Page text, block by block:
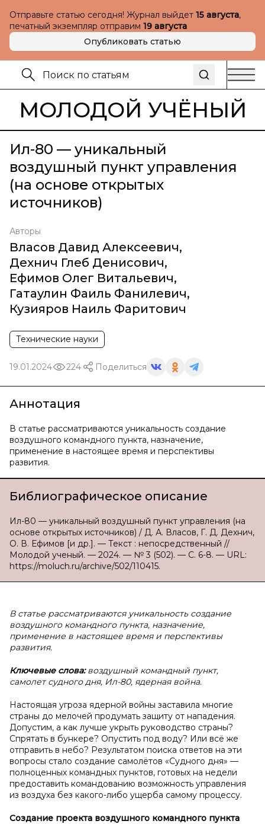
Отправьте статью сегодня! Журнал выйдет 15 августа,
печатный экземпляр отправим 19 августа
Опубликовать статью
МОЛОДОЙ УЧЁНЫЙ
Ил-80 — уникальный
воздушный пункт управления
(на основе открытых
источников)
Авторы
Власов Давид Алексеевич,
Дехнич Глеб Денисович,
Ефимов Олег Витальевич,
Гатаулин Фаиль Фанилевич,
Кузияров Наиль Фаритович
Технические науки
19.01.2024 224 Поделиться
Аннотация
В статье рассматриваются уникальность создание
воздушного командного пункта, назначение,
применение в настоящее время и перспективы
развития.
Библиографическое описание
Ил-80 — уникальный воздушный пункт управления (на
основе открытых источников) / Д. А. Власов, Г. Д. Дехнич,
О. В. Ефимов [и др.]. — Текст : непосредственный //
Молодой ученый. — 2024. — № 3 (502). — С. 6-8. — URL:
https://moluch.ru/archive/502/110415.
В статье рассматриваются уникальность создание
воздушного командного пункта, назначение,
применение в настоящее время и перспективы
развития.
Ключевые слова:воздушный командный пункт,
самолет судного дня, Ил-80, ядерная война.
Настоящая угроза ядерной войны заставила многие
страны до мелочей продумать защиту от нападения.
Допустим, а как лучше укрыть руководство страны?
Спрятать в бункере? Опустить под воду? Или всё же
отправить в небо? Результатом поиска ответов на эти
вопросы стало создание самолётов «Судного дня» —
полноценных командных пунктов, готовых на недели
предоставить командованию возможность управления
из воздуха без какого-либо ущерба самому процессу.
Создание проекта воздушного командного пункта